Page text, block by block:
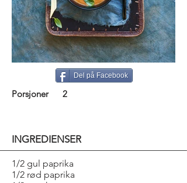
Del på Facebook
Porsjoner 2
INGREDIENSER
1/2 gul paprika
1/2 rød paprika